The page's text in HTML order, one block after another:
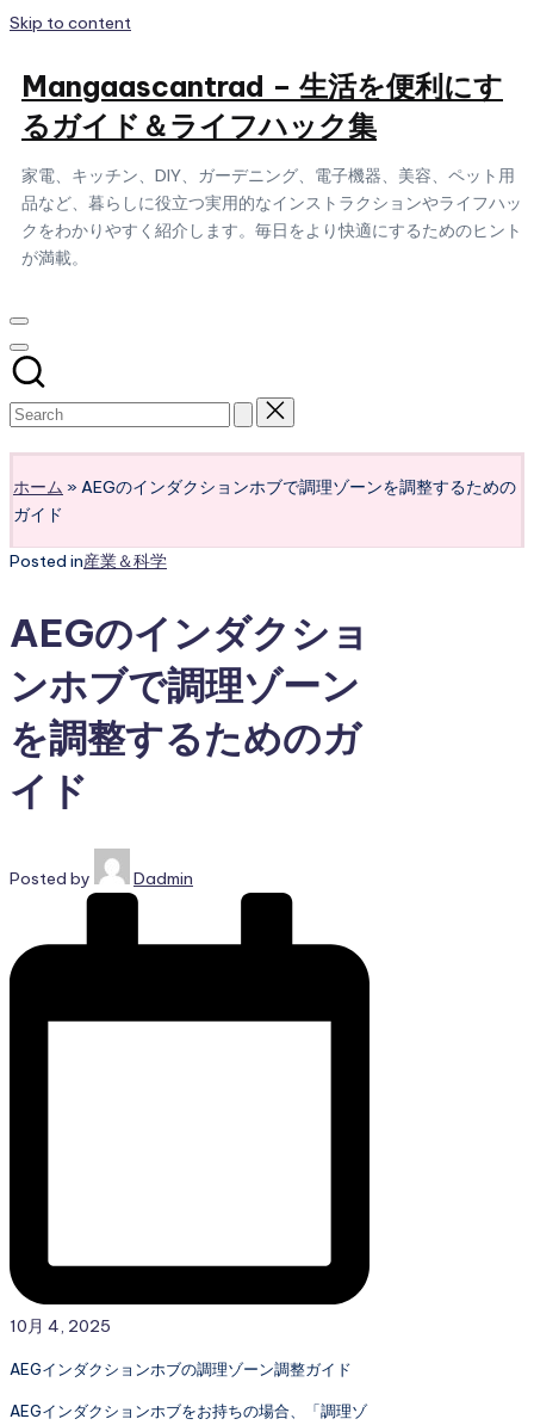
Skip to content
Mangaascantrad – 生活を便利にす
るガイド＆ライフハック集
家電、キッチン、DIY、ガーデニング、電子機器、美容、ペット用
品など、暮らしに役立つ実用的なインストラクションやライフハッ
クをわかりやすく紹介します。毎日をより快適にするためのヒント
が満載。
ホーム » AEGのインダクションホブで調理ゾーンを調整するための
ガイド
Posted in産業＆科学
AEGのインダクショ
ンホブで調理ゾーン
を調整するためのガ
イド
Posted by Dadmin
10月 4, 2025
AEGインダクションホブの調理ゾーン調整ガイド
AEGインダクションホブをお持ちの場合、「調理ゾ